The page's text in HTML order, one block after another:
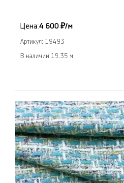
Цена:4 600 ₽/м
Артикул: 19493
В наличии 19.35 м